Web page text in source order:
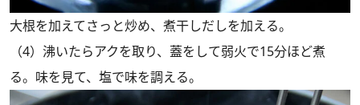
大根を加えてさっと炒め、煮干しだしを加える。
（4）沸いたらアクを取り、蓋をして弱火で15分ほど煮
る。味を見て、塩で味を調える。